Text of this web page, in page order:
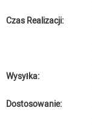
Czas Realizacji:
Wysyłka:
Dostosowanie: